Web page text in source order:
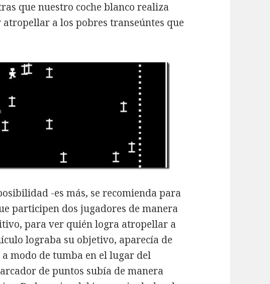
que nuestro coche blanco realiza
a los pobres transeúntes que
-es más, se recomienda para
participen dos jugadores de manera
para ver quién logra atropellar a
lograba su objetivo, aparecía de
modo de tumba en el lugar del
de puntos subía de manera